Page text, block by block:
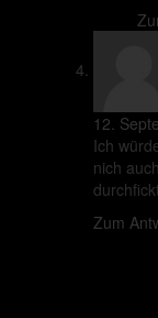
12.
Ich
nich
Zum